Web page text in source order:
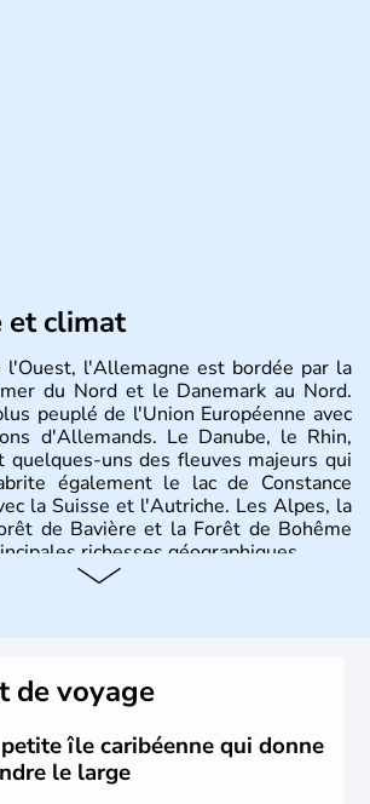
et climat
l'Ouest, l'Allemagne est bordée par la
du Nord et le Danemark au Nord.
peuplé de l'Union Européenne avec
d'Allemands. Le Danube, le Rhin,
quelques-uns des fleuves majeurs qui
également le lac de Constance
la Suisse et l'Autriche. Les Alpes, la
de Bavière et la Forêt de Bohême
richesses géographiques.
d'une grande autonomie. Le pays
grands noms qu'il a vu naître dans tous
arts à la politique en passant par la
Gutenberg, Heidegger, Thomas Mann,
bien Hegel en font partie.
de voyage
île caribéenne qui donne
le large